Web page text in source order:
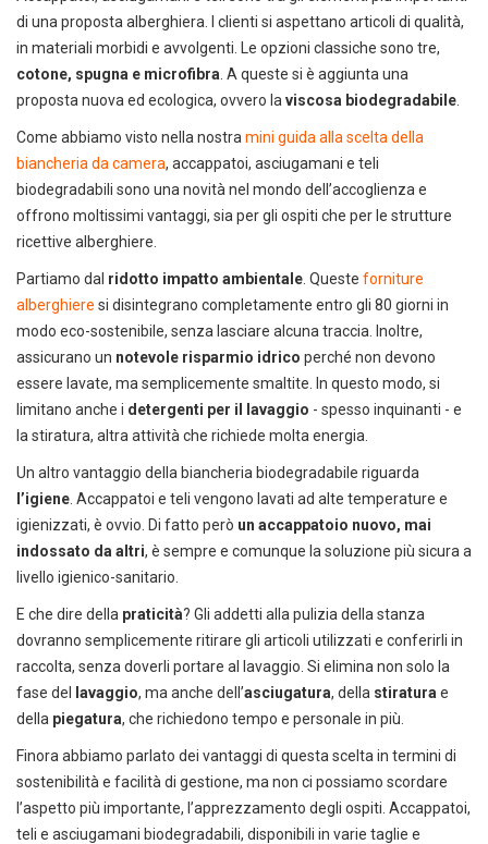
di una proposta alberghiera. I clienti si aspettano articoli di qualità,
in materiali morbidi e avvolgenti. Le opzioni classiche sono tre,
cotone, spugna e microfibra . A queste si è aggiunta una
proposta nuova ed ecologica, ovvero la viscosa biodegradabile
Come abbiamo visto nella nostra mini guida alla scelta della
biancheria da camera, accappatoi, asciugamani e teli
biodegradabili sono una novità nel mondo dell’accoglienza e
offrono moltissimi vantaggi, sia per gli ospiti che per le strutture
ricettive alberghiere.
Partiamo dal ridotto impatto ambientale . Queste forniture
alberghiere si disintegrano completamente entro gli 80 giorni in
modo eco-sostenibile, senza lasciare alcuna traccia. Inoltre,
assicurano un notevole risparmio idrico perché non devono
essere lavate, ma semplicemente smaltite. In questo modo, si
limitano anche i detergenti per il lavaggio - spesso inquinanti - e
la stiratura, altra attività che richiede molta energia.
Un altro vantaggio della biancheria biodegradabile riguarda
l’igiene . Accappatoi e teli vengono lavati ad alte temperature e
igienizzati, è ovvio. Di fatto però un accappatoio nuovo, mai
indossato da altri, è sempre e comunque la soluzione più sicura a
livello igienico-sanitario.
E che dire della praticità? Gli addetti alla pulizia della stanza
dovranno semplicemente ritirare gli articoli utilizzati e conferirli in
raccolta, senza doverli portare al lavaggio. Si elimina non solo la
fase del lavaggio, ma anche dell’asciugatura, della stiratura e
della piegatura, che richiedono tempo e personale in più.
Finora abbiamo parlato dei vantaggi di questa scelta in termini di
sostenibilità e facilità di gestione, ma non ci possiamo scordare
l’aspetto più importante, l’apprezzamento degli ospiti. Accappatoi,
teli e asciugamani biodegradabili, disponibili in varie taglie e